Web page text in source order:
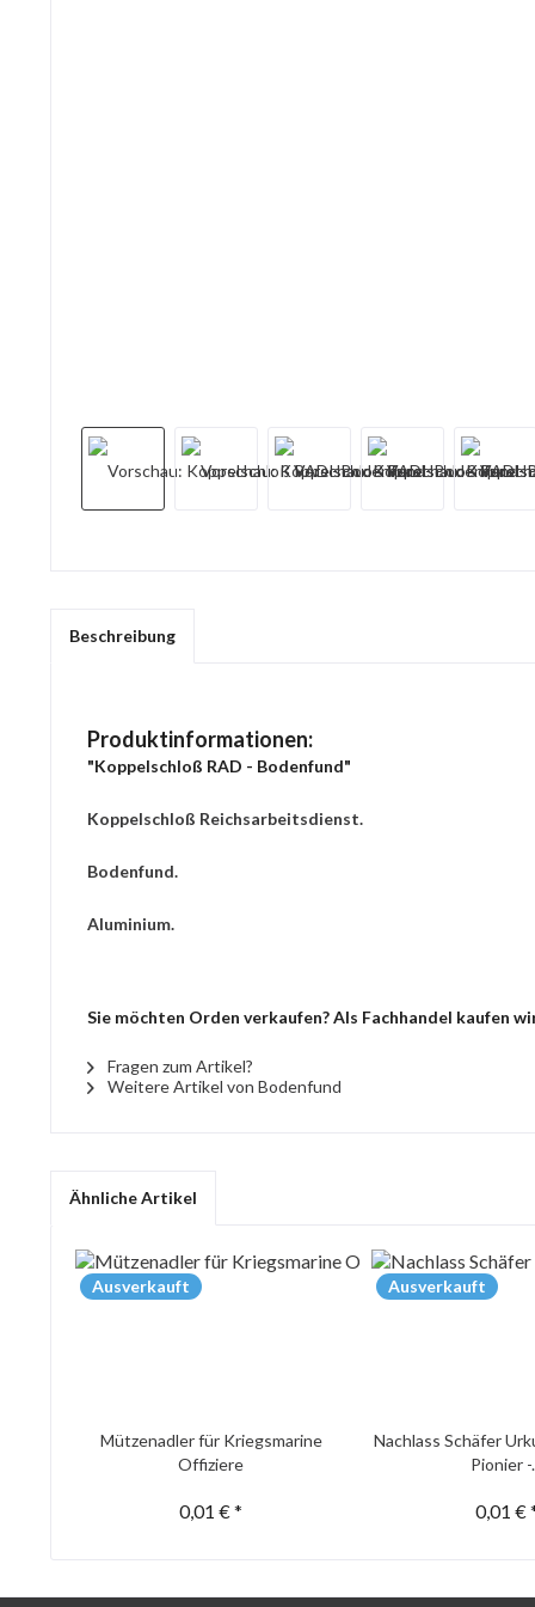
Beschreibung
Produktinformationen:
"Koppelschloß RAD - Bodenfund"
Koppelschloß Reichsarbeitsdienst.
Bodenfund.
Aluminium.
Sie möchten Orden verkaufen? Als Fachhandel kaufen
Fragen zum Artikel?
Weitere Artikel von Bodenfund
Ähnliche Artikel
Ausverkauft
Mützenadler für Kriegsmarine
Offiziere
0,01 € *
Ausverkauft
Nachlass Schäfer
Pionier -
0,01 €